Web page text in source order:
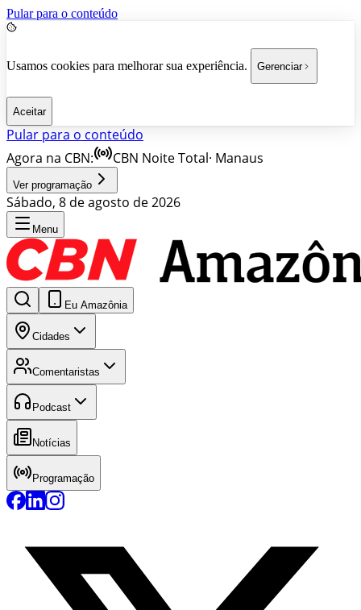
Pular para o conteúdo
Usamos cookies para melhorar sua experiência. Gerenciar
Aceitar
Pular para o conteúdo
Agora na CBN:
CBN Noite Total· Manaus
Ver programação
Sábado, 8 de agosto de 2026
Menu
Eu Amazônia
Cidades
Comentaristas
Podcast
Notícias
Programação